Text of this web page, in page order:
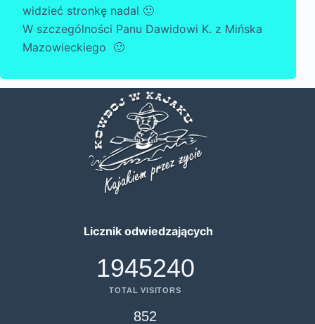
widzieć stronkę nadal 🙂
W szczególności Panu Dawidowi K. z Mińska
Mazowieckiego 🙂
Licznik odwiedzających
1945240
TOTAL VISITORS
852